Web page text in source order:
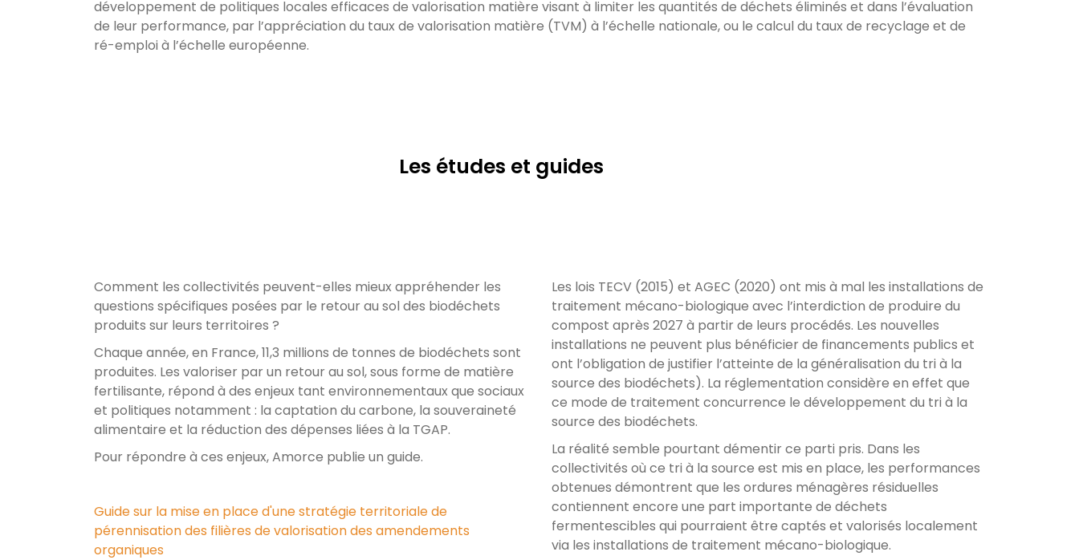
développement de politiques locales efficaces de valorisation matière visant à limiter les quantités de déchets éliminés et dans l’évaluation
de leur performance, par l’appréciation du taux de valorisation matière (TVM) à l’échelle nationale, ou le calcul du taux de recyclage et de
ré-emploi à l’échelle européenne.
Les études et guides
Comment les collectivités peuvent-elles mieux appréhender les
questions spécifiques posées par le retour au sol des biodéchets
produits sur leurs territoires ?
Chaque année, en France, 11,3 millions de tonnes de biodéchets sont
produites. Les valoriser par un retour au sol, sous forme de matière
fertilisante, répond à des enjeux tant environnementaux que sociaux
et politiques notamment : la captation du carbone, la souveraineté
alimentaire et la réduction des dépenses liées à la TGAP.
Pour répondre à ces enjeux, Amorce publie un guide.
Guide sur la mise en place d'une stratégie territoriale de
pérennisation des filières de valorisation des amendements
organiques
Les lois TECV (2015) et AGEC (2020) ont mis à mal les installations de
traitement mécano-biologique avec l’interdiction de produire du
compost après 2027 à partir de leurs procédés. Les nouvelles
installations ne peuvent plus bénéficier de financements publics et
ont l’obligation de justifier l’atteinte de la généralisation du tri à la
source des biodéchets). La réglementation considère en effet que
ce mode de traitement concurrence le développement du tri à la
source des biodéchets.
La réalité semble pourtant démentir ce parti pris. Dans les
collectivités où ce tri à la source est mis en place, les performances
obtenues démontrent que les ordures ménagères résiduelles
contiennent encore une part importante de déchets
fermentescibles qui pourraient être captés et valorisés localement
via les installations de traitement mécano-biologique.